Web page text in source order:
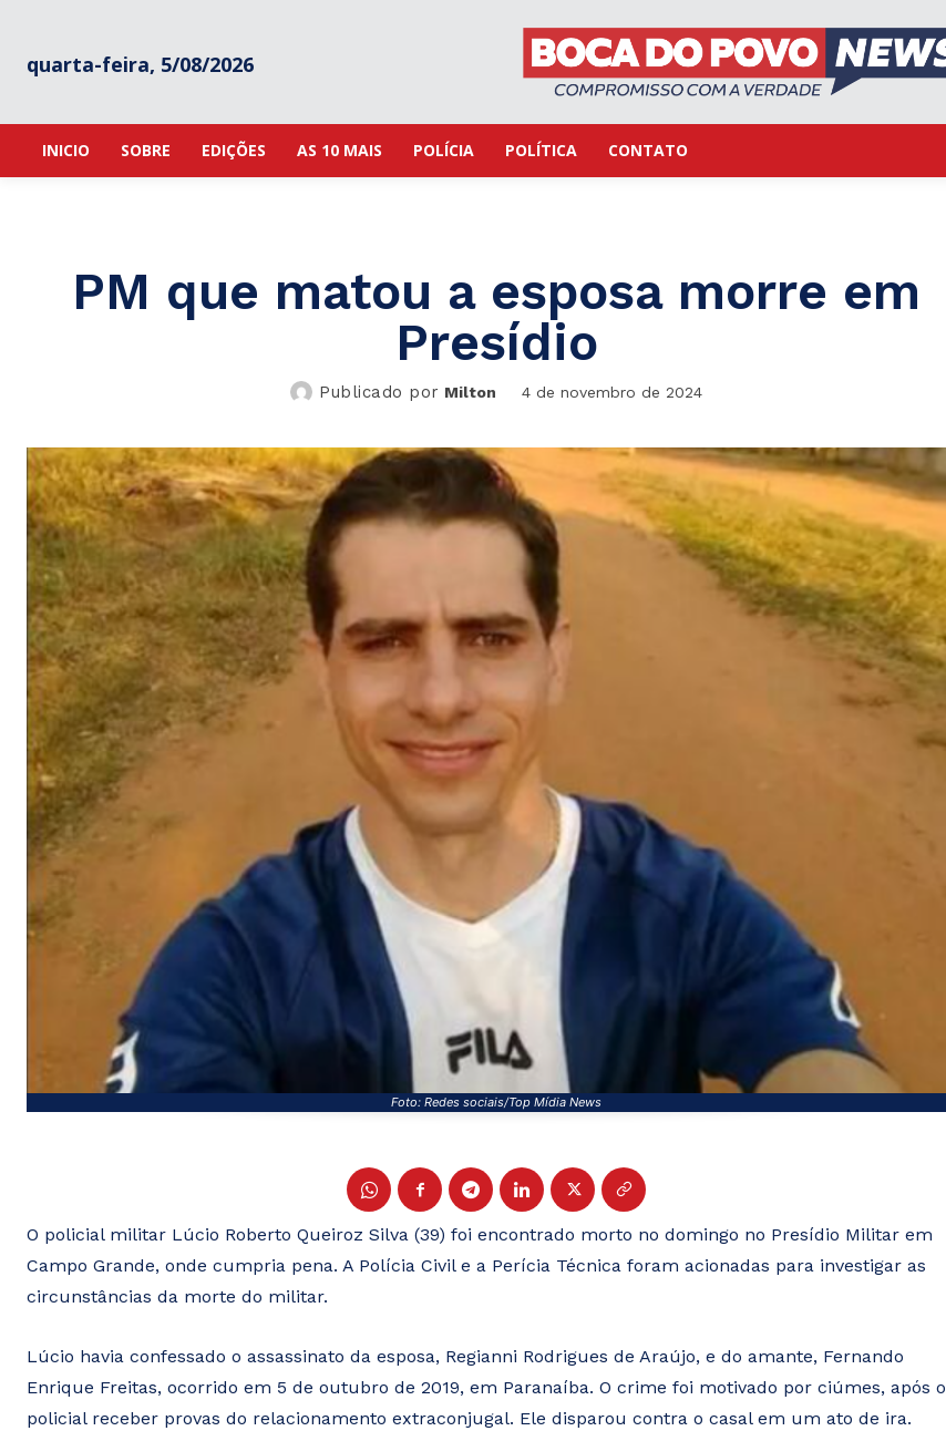
quarta-feira, 5/08/2026
INICIO SOBRE EDIÇÕES AS 10 MAIS POLÍCIA POLÍTICA CONTATO
PM que matou a esposa morre em
Presídio
Publicado por Milton 4 de novembro de 2024
Foto: Redes sociais/Top Mídia News
O policial militar Lúcio Roberto Queiroz Silva (39) foi encontrado morto no domingo no Presídio Militar em
Campo Grande, onde cumpria pena. A Polícia Civil e a Perícia Técnica foram acionadas para investigar as
circunstâncias da morte do militar.
Lúcio havia confessado o assassinato da esposa, Regianni Rodrigues de Araújo, e do amante, Fernando
Enrique Freitas, ocorrido em 5 de outubro de 2019, em Paranaíba. O crime foi motivado por ciúmes, após o
policial receber provas do relacionamento extraconjugal. Ele disparou contra o casal em um ato de ira.